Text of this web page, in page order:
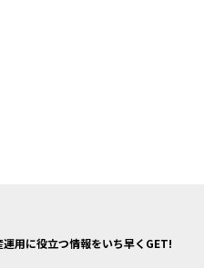
運用に役立つ情報をいち早くGET!